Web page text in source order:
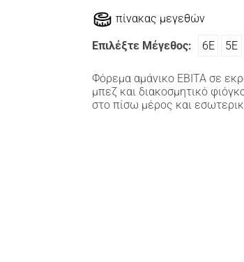
πίνακας μεγεθών
Επιλέξτε Μέγεθος: 6Ε 5Ε
Φόρεμα αμάνικο ΕΒΙΤΑ σε
μπεζ και διακοσμητικό
στο πίσω μέρος και